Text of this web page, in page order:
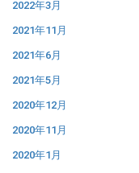
2022年3月
2021年11月
2021年6月
2021年5月
2020年12月
2020年11月
2020年1月